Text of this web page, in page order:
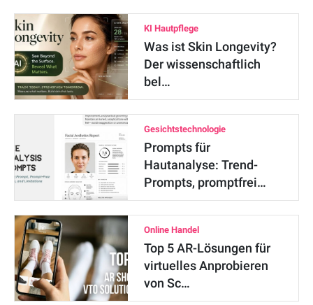
KI Hautpflege
Was ist Skin Longevity?
Der wissenschaftlich
bel…
Gesichtstechnologie
Prompts für
Hautanalyse: Trend-
Prompts, promptfrei…
Online Handel
Top 5 AR-Lösungen für
virtuelles Anprobieren
von Sc…